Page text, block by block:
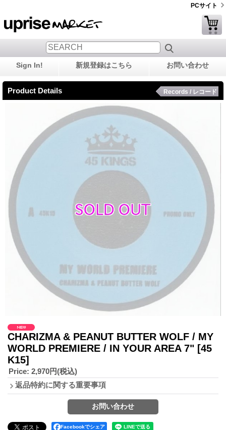
PCサイト
Sign In! 新規登録はこちら お問い合わせ
Product Details Records / レコード
CHARIZMA & PEANUT BUTTER WOLF / MY
WORLD PREMIERE / IN YOUR AREA 7" [45
K15]
Price: 2,970円(税込)
返品特約に関する重要事項
Facebookでシェア